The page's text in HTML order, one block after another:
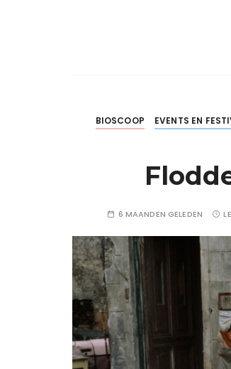
BIOSCOOP EVENTS EN
6 MAANDEN GELEDEN